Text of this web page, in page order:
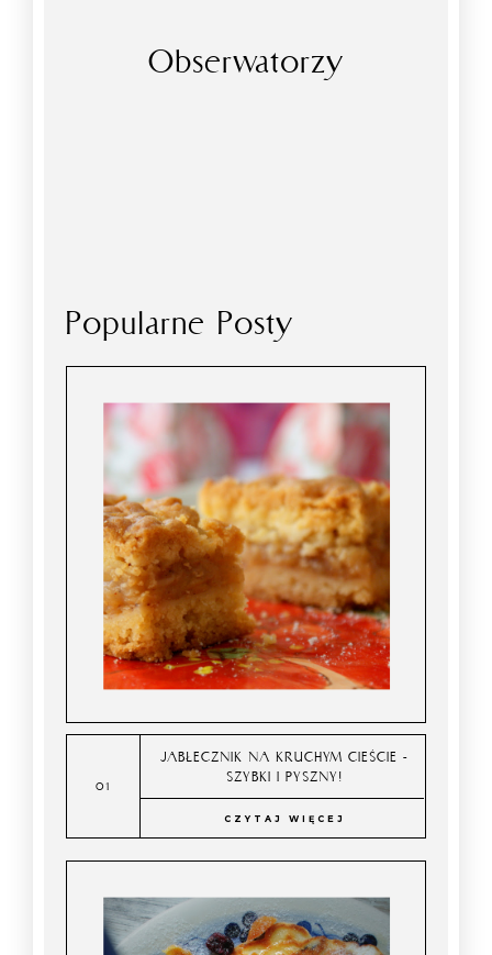
Obserwatorzy
Popularne Posty
JABŁECZNIK NA KRUCHYM CIEŚCIE -
SZYBKI I PYSZNY!
CZYTAJ WIĘCEJ